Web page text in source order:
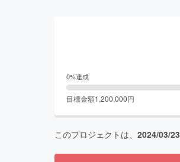
0%達成
目標金額1,200,000円
このプロジェクトは、 2024/03/23